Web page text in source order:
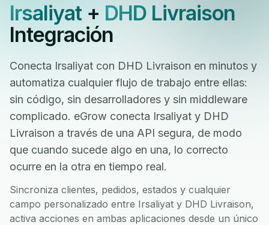
Irsaliyat+ DHD Livraison
Integración
Conecta Irsaliyat con DHD Livraison en minutos y
automatiza cualquier flujo de trabajo entre ellas:
sin código, sin desarrolladores y sin middleware
complicado. eGrow conecta Irsaliyat y DHD
Livraison a través de una API segura, de modo
que cuando sucede algo en una, lo correcto
ocurre en la otra en tiempo real.
Sincroniza clientes, pedidos, estados y cualquier
campo personalizado entre Irsaliyat y DHD Livraison,
activa acciones en ambas aplicaciones desde un único